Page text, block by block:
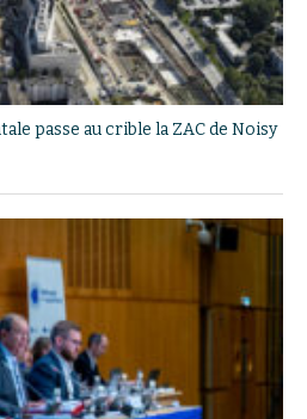
passe au crible la ZAC de Noisy